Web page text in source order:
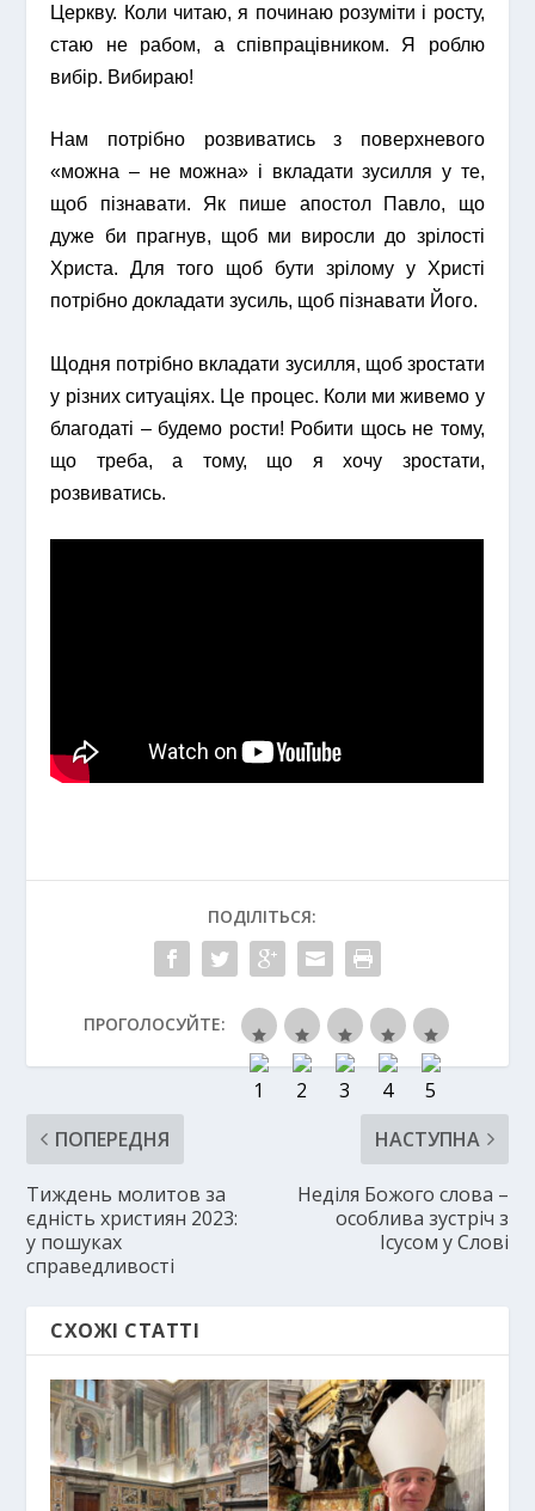
Церкву. Коли читаю, я починаю розуміти і росту,
стаю не рабом, а співпрацівником. Я роблю
вибір. Вибираю!
Нам потрібно розвиватись з поверхневого
«можна – не можна» і вкладати зусилля у те,
щоб пізнавати. Як пише апостол Павло, що
дуже би прагнув, щоб ми виросли до зрілості
Христа. Для того щоб бути зрілому у Христі
потрібно докладати зусиль, щоб пізнавати Його.
Щодня потрібно вкладати зусилля, щоб зростати
у різних ситуаціях. Це процес. Коли ми живемо у
благодаті – будемо рости! Робити щось не тому,
що треба, а тому, що я хочу зростати,
розвиватись.
ПОДІЛІТЬСЯ:
ПРОГОЛОСУЙТЕ:
ПОПЕРЕДНЯ
Тиждень молитов за
єдність християн 2023:
у пошуках
справедливості
НАСТУПНА
Неділя Божого слова –
особлива зустріч з
Ісусом у Слові
СХОЖІ СТАТТІ